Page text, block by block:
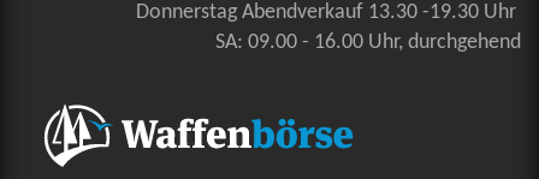
Donnerstag Abendverkauf 13.30 -19.30 Uhr
SA: 09.00 - 16.00 Uhr, durchgehend